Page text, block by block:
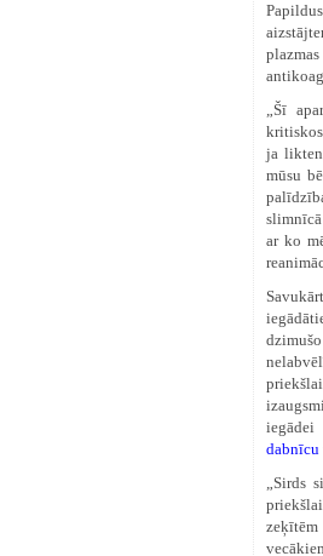
„Šī
ja
mūsu
ar ko
dabnīcu
„Sirds